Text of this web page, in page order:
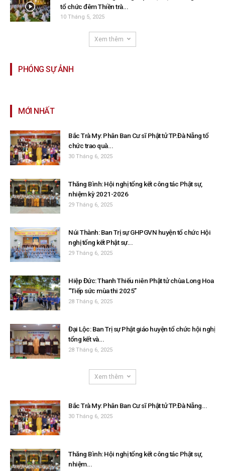
tổ chức đêm Thiền trà...
10 Tháng 5, 2025
Xem thêm
PHÓNG SỰ ẢNH
MỚI NHẤT
Bắc Trà My: Phân Ban Cư sĩ Phật tử TP.Đà Nẵng tổ
chức trao quà...
30 Tháng 6, 2025
Thăng Bình: Hội nghị tổng kết công tác Phật sự,
nhiệm kỳ 2021-2026
29 Tháng 6, 2025
Núi Thành: Ban Trị sự GHPGVN huyện tổ chức Hội
nghị tổng kết Phật sự...
29 Tháng 6, 2025
Hiệp Đức: Thanh Thiếu niên Phật tử chùa Long Hoa
“Tiếp sức mùa thi 2025”
28 Tháng 6, 2025
Đại Lộc: Ban Trị sự Phật giáo huyện tổ chức hội nghị
tổng kết và...
28 Tháng 6, 2025
Xem thêm
Bắc Trà My: Phân Ban Cư sĩ Phật tử TP.Đà Nẵng...
30 Tháng 6, 2025
Thăng Bình: Hội nghị tổng kết công tác Phật sự,
nhiệm...